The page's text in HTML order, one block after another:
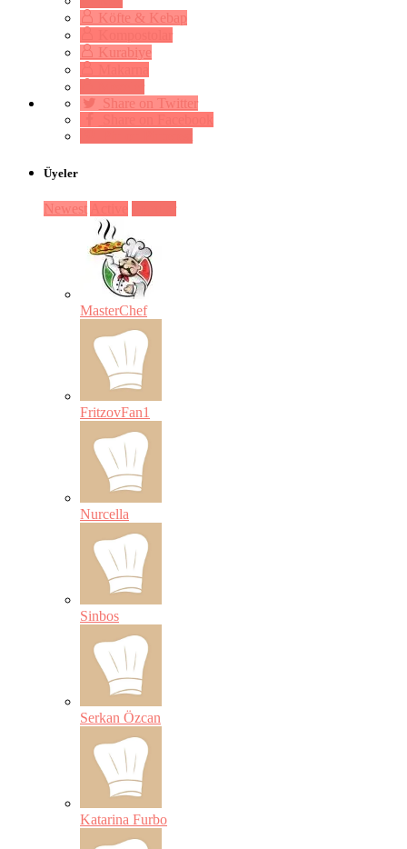
Köfte & Kebap
Kurabiye
Share on Twitter
Üyeler
Newest
MasterChef
FritzovFan1
Nurcella
Sinbos
Serkan Özcan
Katarina Furbo